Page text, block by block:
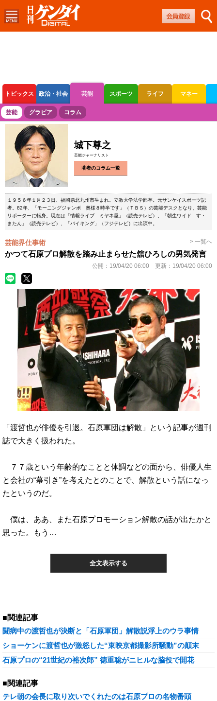
トピックス 政治・社会 芸能 スポーツ ライフ マネー
ボートレース 競輪 オートレース
芸能 グラビア コラム
城下尊之
芸能ジャーナリスト
著者のコラム一覧
１９５６年１月２３日、福岡県北九州市生まれ。立教大学法学部卒。元サンケイスポーツ記
者。82年、「モーニングジャンボ 奥様８時半です」（ＴＢＳ）の芸能デスクとなり、芸能
リポーターに転身。現在は「情報ライブ ミヤネ屋」（読売テレビ）、「朝生ワイド す・
またん」（読売テレビ）、「バイキング」（フジテレビ）に出演中。
芸能界仕事術 > 一覧へ
かつて石原プロ解散を踏み止まらせた舘ひろしの男気発言
公開： 19/04/20 06:00 更新： 19/04/20 06:00
「渡哲也が俳優を引退。石原軍団は解散」という記事が週刊
誌で大きく扱われた。
７７歳という年齢的なことと体調などの面から、俳優人生
と会社の“幕引き”を考えたとのことで、解散という話になっ
たというのだ。
僕は、ああ、また石原プロモーション解散の話が出たかと
思った。もう…
全文表示する
■関連記事
闘病中の渡哲也が決断と「石原軍団」解散説浮上のウラ事情
ショーケンに渡哲也が激怒した“東映京都撮影所騒動”の顛末
石原プロの“21世紀の裕次郎” 徳重聡がニヒルな脇役で開花
■関連記事
テレ朝の会長に取り次いでくれたのは石原プロの名物番頭